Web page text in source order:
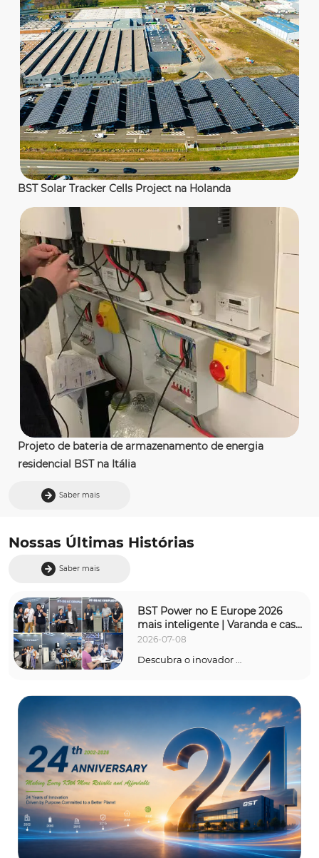
BST Solar Tracker Cells Project na Holanda
Projeto de bateria de armazenamento de energia
residencial BST na Itália
Saber mais
Nossas Últimas Histórias
Saber mais
BST Power no E Europe 2026
mais inteligente | Varanda e casa
ESS
2026-07-08
Descubra o inovador
varanda e ESS residencial bifásico
da BST Power apresentado na mais
inteligente E Europe 2026. Soluções
OEM / ODM premium.